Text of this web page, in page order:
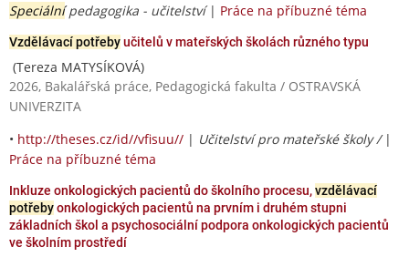
Speciálnípedagogika - učitelství| Práce na příbuzné téma
Vzdělávací potřebyučitelů v mateřských školách různého typu
(Tereza MATYSÍKOVÁ)
2026, Bakalářská práce, Pedagogická fakulta / OSTRAVSKÁ
UNIVERZITA
• http://theses.cz/id//vfisuu// | Učitelství pro mateřské školy / |
Práce na příbuzné téma
Inkluze onkologických pacientů do školního procesu,vzdělávací
potřebyonkologických pacientů na prvním i druhém stupni
základních škol a psychosociální podpora onkologických pacientů
ve školním prostředí